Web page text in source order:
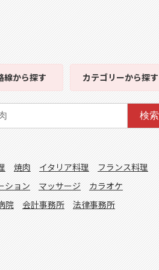
線から探す カテゴリーから探す
検索
焼肉 イタリア料理
フランス料理
ション マッサージ
カラオケ
院 会計事務所 法律事務所